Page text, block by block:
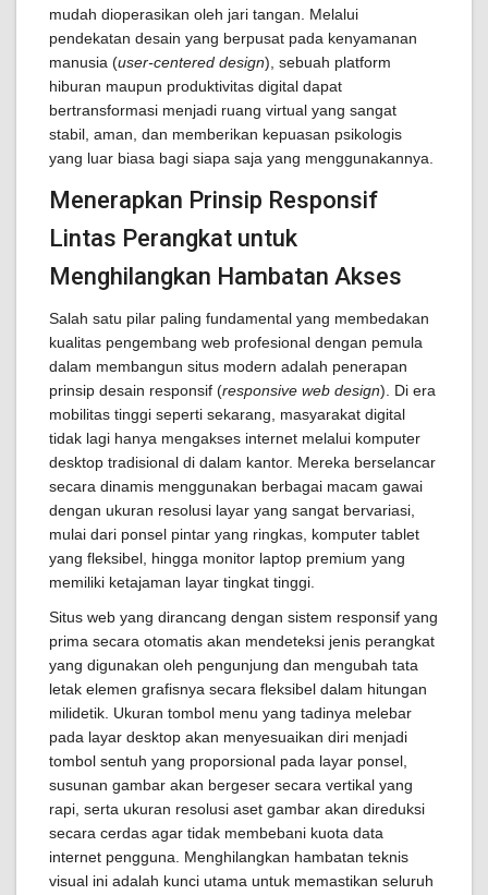
mudah dioperasikan oleh jari tangan. Melalui
pendekatan desain yang berpusat pada kenyamanan
manusia (user-centered design), sebuah platform
hiburan maupun produktivitas digital dapat
bertransformasi menjadi ruang virtual yang sangat
stabil, aman, dan memberikan kepuasan psikologis
yang luar biasa bagi siapa saja yang menggunakannya.
Menerapkan Prinsip Responsif
Lintas Perangkat untuk
Menghilangkan Hambatan Akses
Salah satu pilar paling fundamental yang membedakan
kualitas pengembang web profesional dengan pemula
dalam membangun situs modern adalah penerapan
prinsip desain responsif (responsive web design). Di era
mobilitas tinggi seperti sekarang, masyarakat digital
tidak lagi hanya mengakses internet melalui komputer
desktop tradisional di dalam kantor. Mereka berselancar
secara dinamis menggunakan berbagai macam gawai
dengan ukuran resolusi layar yang sangat bervariasi,
mulai dari ponsel pintar yang ringkas, komputer tablet
yang fleksibel, hingga monitor laptop premium yang
memiliki ketajaman layar tingkat tinggi.
Situs web yang dirancang dengan sistem responsif yang
prima secara otomatis akan mendeteksi jenis perangkat
yang digunakan oleh pengunjung dan mengubah tata
letak elemen grafisnya secara fleksibel dalam hitungan
milidetik. Ukuran tombol menu yang tadinya melebar
pada layar desktop akan menyesuaikan diri menjadi
tombol sentuh yang proporsional pada layar ponsel,
susunan gambar akan bergeser secara vertikal yang
rapi, serta ukuran resolusi aset gambar akan direduksi
secara cerdas agar tidak membebani kuota data
internet pengguna. Menghilangkan hambatan teknis
visual ini adalah kunci utama untuk memastikan seluruh